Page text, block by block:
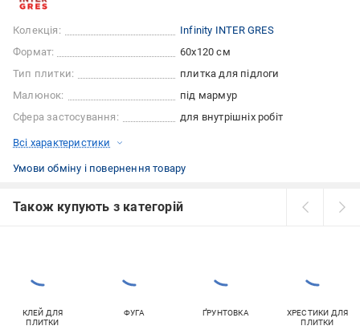
Колекція:
Infinity INTER GRES
Формат:
60x120 см
Тип плитки:
плитка для підлоги
Малюнок:
під мармур
Сфера застосування:
для внутрішніх робіт
Всі характеристики
Умови обміну і повернення товару
Також купують з категорій
КЛЕЙ ДЛЯ
ПЛИТКИ
ФУГА ҐРУНТОВКА
ХРЕСТИКИ ДЛЯ
ПЛИТКИ